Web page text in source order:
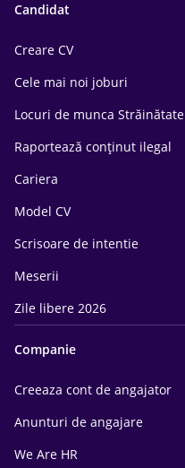
Candidat
Creare CV
Cele mai noi joburi
Locuri de munca Străinătate
Raportează conținut ilegal
Cariera
Model CV
Scrisoare de intentie
Meserii
Zile libere 2026
Companie
Creeaza cont de angajator
Anunturi de angajare
We Are HR